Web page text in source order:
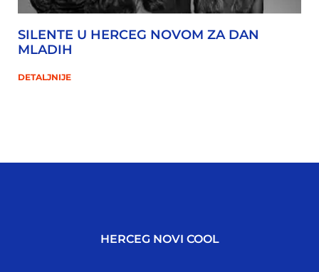
SILENTE U HERCEG NOVOM ZA DAN
MLADIH
DETALJNIJE
HERCEG NOVI COOL